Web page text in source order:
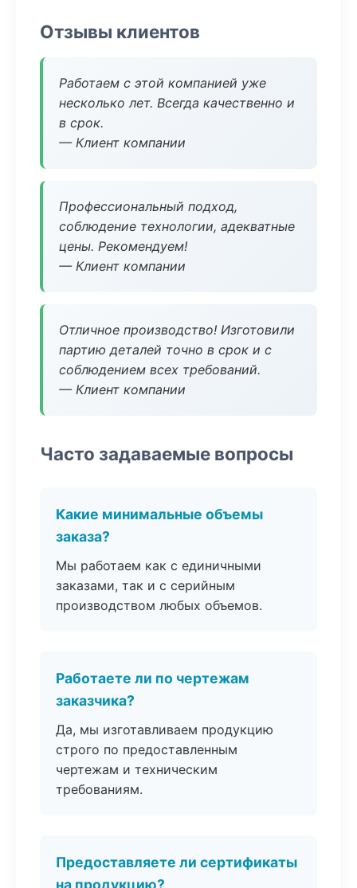
Отзывы клиентов
Работаем с этой компанией уже
несколько лет. Всегда качественно и
в срок.
— Клиент компании
Профессиональный подход,
соблюдение технологии, адекватные
цены. Рекомендуем!
— Клиент компании
Отличное производство! Изготовили
партию деталей точно в срок и с
соблюдением всех требований.
— Клиент компании
Часто задаваемые вопросы
Какие минимальные объемы
заказа?
Мы работаем как с единичными
заказами, так и с серийным
производством любых объемов.
Работаете ли по чертежам
заказчика?
Да, мы изготавливаем продукцию
строго по предоставленным
чертежам и техническим
требованиям.
Предоставляете ли сертификаты
на продукцию?